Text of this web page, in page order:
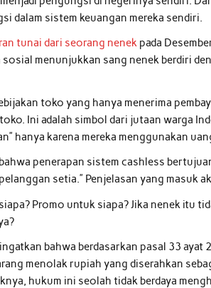
dalam sistem keuangan mereka sendiri.
tunai dari seorang nenek pada
menunjukkan sang nenek berdiri
toko yang hanya menerima
Ini adalah simbol dari jutaan warga
hanya karena mereka menggunakan
penerapan sistem cashless
setia.” Penjelasan yang masuk
Promo untuk siapa? Jika nenek itu
bahwa berdasarkan pasal 33 ayat
menolak rupiah yang diserahkan
hukum ini seolah tidak berdaya